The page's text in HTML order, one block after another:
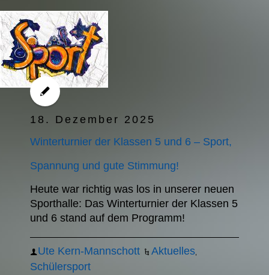
18. Dezember 2025
Winterturnier der Klassen 5 und 6 – Sport,
Spannung und gute Stimmung!
Heute war richtig was los in unserer neuen
Sporthalle: Das Winterturnier der Klassen 5
und 6 stand auf dem Programm!
Ute Kern-Mannschott Aktuelles
Schülersport